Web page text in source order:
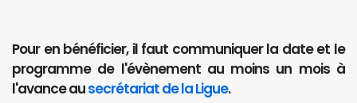
Pour en bénéficier, il faut communiquer la date et le
programme de l'évènement au moins un mois à
l'avance ausecrétariat de la Ligue.